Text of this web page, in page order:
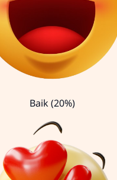
Baik (20%)